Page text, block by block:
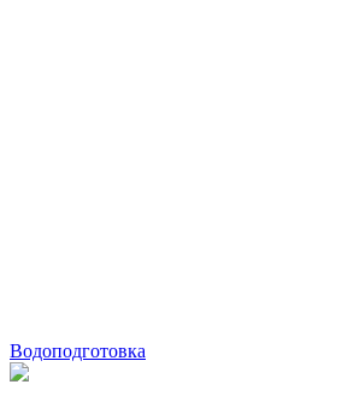
Водоподготовка